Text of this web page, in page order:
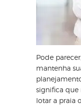
Pode
mantenha
significa que
lotar a praia